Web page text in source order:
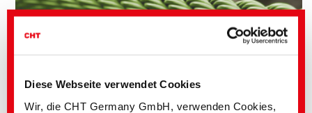
Diese Webseite verwendet Cookies
Wir, die CHT Germany GmbH, verwenden Cookies,
Vielseitige Einsatzmöglichkeiten